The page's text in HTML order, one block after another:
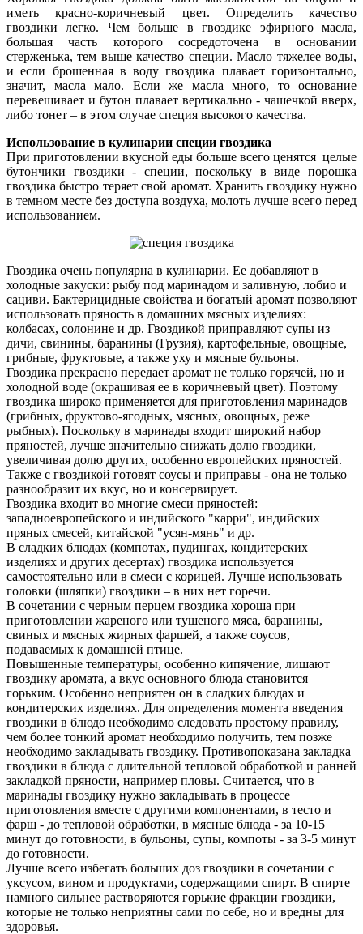
иметь красно-коричневый цвет. Определить качество
гвоздики легко. Чем больше в гвоздике эфирного масла,
большая часть которого сосредоточена в основании
стерженька, тем выше качество специи. Масло тяжелее воды,
и если брошенная в воду гвоздика плавает горизонтально,
значит, масла мало. Если же масла много, то основание
перевешивает и бутон плавает вертикально - чашечкой вверх,
либо тонет – в этом случае специя высокого качества.
Использование в кулинарии специи гвоздика
При приготовлении вкусной еды больше всего ценятся целые
бутончики гвоздики - специи, поскольку в виде порошка
гвоздика быстро теряет свой аромат. Хранить гвоздику нужно
в темном месте без доступа воздуха, молоть лучше всего перед
использованием.
Гвоздика очень популярна в кулинарии. Ее добавляют в
холодные закуски: рыбу под маринадом и заливную, лобио и
сациви. Бактерицидные свойства и богатый аромат позволяют
использовать пряность в домашних мясных изделиях:
колбасах, солонине и др. Гвоздикой приправляют супы из
дичи, свинины, баранины (Грузия), картофельные, овощные,
грибные, фруктовые, а также уху и мясные бульоны.
Гвоздика прекрасно передает аромат не только горячей, но и
холодной воде (окрашивая ее в коричневый цвет). Поэтому
гвоздика широко применяется для приготовления маринадов
(грибных, фруктово-ягодных, мясных, овощных, реже
рыбных). Поскольку в маринады входит широкий набор
пряностей, лучше значительно снижать долю гвоздики,
увеличивая долю других, особенно европейских пряностей.
Также с гвоздикой готовят соусы и приправы - она не только
разнообразит их вкус, но и консервирует.
Гвоздика входит во многие смеси пряностей:
западноевропейского и индийского "карри", индийских
пряных смесей, китайской "усян-мянь" и др.
В сладких блюдах (компотах, пудингах, кондитерских
изделиях и других десертах) гвоздика используется
самостоятельно или в смеси с корицей. Лучше использовать
головки (шляпки) гвоздики – в них нет горечи.
В сочетании с черным перцем гвоздика хороша при
приготовлении жареного или тушеного мяса, баранины,
свиных и мясных жирных фаршей, а также соусов,
подаваемых к домашней птице.
Повышенные температуры, особенно кипячение, лишают
гвоздику аромата, а вкус основного блюда становится
горьким. Особенно неприятен он в сладких блюдах и
кондитерских изделиях. Для определения момента введения
гвоздики в блюдо необходимо следовать простому правилу,
чем более тонкий аромат необходимо получить, тем позже
необходимо закладывать гвоздику. Противопоказана закладка
гвоздики в блюда с длительной тепловой обработкой и ранней
закладкой пряности, например пловы. Считается, что в
маринады гвоздику нужно закладывать в процессе
приготовления вместе с другими компонентами, в тесто и
фарш - до тепловой обработки, в мясные блюда - за 10-15
минут до готовности, в бульоны, супы, компоты - за 3-5 минут
до готовности.
Лучше всего избегать больших доз гвоздики в сочетании с
уксусом, вином и продуктами, содержащими спирт. В спирте
намного сильнее растворяются горькие фракции гвоздики,
которые не только неприятны сами по себе, но и вредны для
здоровья.